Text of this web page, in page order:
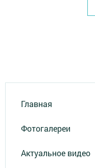
Главная
Фотогалереи
Актуальное видео